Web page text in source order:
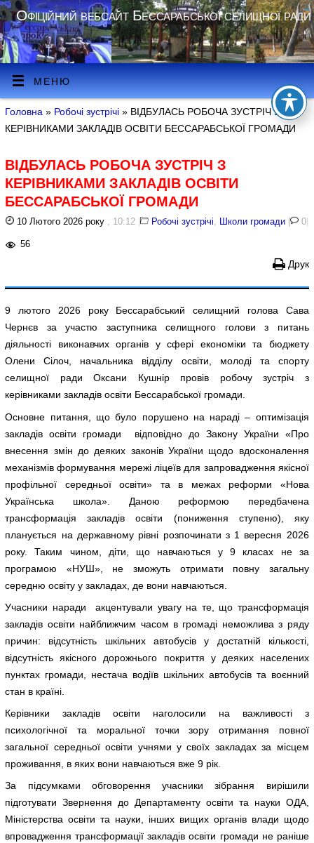
Офіційний вебсайт Бессарабської селищної ради
МЕНЮ
Головна » Робочі зустрічі » ВІДБУЛАСЬ РОБОЧА ЗУСТРІЧ З
КЕРІВНИКАМИ ЗАКЛАДІВ ОСВІТИ БЕССАРАБСЬКОЇ ГРОМАДИ
ВІДБУЛАСЬ РОБОЧА ЗУСТРІЧ З
КЕРІВНИКАМИ ЗАКЛАДІВ ОСВІТИ
БЕССАРАБСЬКОЇ ГРОМАДИ
10 Лютого 2026 року , 10:12 | Робочі зустрічі, Школи громади | 0
56
Друк
9 лютого 2026 року Бессарабський селищний голова Сава
Чернєв за участю заступника селищного голови з питань
діяльності виконавчих органів у сфері економіки та бюджету
Олени Сілоч, начальника відділу освіти, молоді та спорту
селищної ради Оксани Кушнір провів робочу зустріч з
керівниками закладів освіти Бессарабської громади.
Основне питання, що було порушено на нараді – оптимізація
закладів освіти громади відповідно до Закону України «Про
внесення змін до деяких законів України щодо вдосконалення
механізмів формування мережі ліцеїв для запровадження якісної
профільної середньої освіти» та в межах реформи «Нова
Українська школа». Даною реформою передбачена
трансформація закладів освіти (пониження ступеню), яку
планується на державному рівні розпочинати з 1 вересня 2026
року. Таким чином, діти, що навчаються у 9 класах не за
програмою «НУШ», не зможуть отримати повну загальну
середню освіту у закладах, де вони навчаються.
Учасники наради акцентували увагу на те, що трансформація
закладів освіти найближчим часом в громаді неможлива з ряду
причин: відсутність шкільних автобусів у достатній кількості,
відсутність якісного дорожнього покриття у деяких населених
пунктах громади, нестача водіїв шкільних автобусів та воєнний
стан в країні.
Керівники закладів освіти наголосили на важливості з
психологічної та моральної точки зору отримання повної
загальної середньої освіти учнями у своїх закладах за місцем
проживання, в яких вони навчаються вже 9 рік.
За підсумками обговорення учасники зібрання вирішили
підготувати Звернення до Департаменту освіти та науки ОДА,
Міністерства освіти та науки, інших вищих органів влади щодо
впровадження трансформації закладів освіти громади не раніше